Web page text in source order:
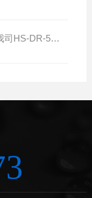
通标标准技术服务(天津)有限公司选购我司HS-DR-5导热系数测试仪